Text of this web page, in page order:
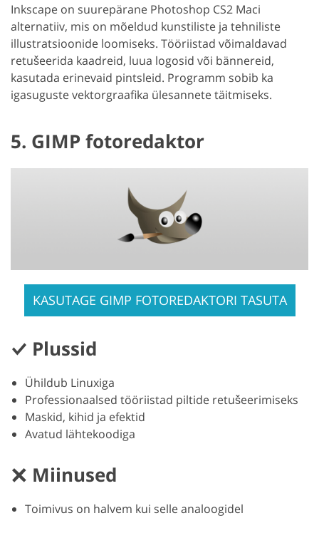
Inkscape on suurepärane Photoshop CS2 Maci
alternatiiv, mis on mõeldud kunstiliste ja tehniliste
illustratsioonide loomiseks. Tööriistad võimaldavad
retušeerida kaadreid, luua logosid või bännereid,
kasutada erinevaid pintsleid. Programm sobib ka
igasuguste vektorgraafika ülesannete täitmiseks.
5. GIMP fotoredaktor
KASUTAGE GIMP FOTOREDAKTORI TASUTA
Plussid
Ühildub Linuxiga
Professionaalsed tööriistad piltide retušeerimiseks
Maskid, kihid ja efektid
Avatud lähtekoodiga
Miinused
Toimivus on halvem kui selle analoogidel